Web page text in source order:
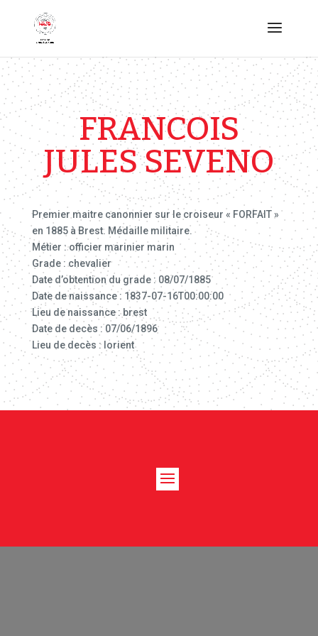
FRANCOIS
JULES SEVENO
Premier maitre canonnier sur le croiseur « FORFAIT »
en 1885 à Brest. Médaille militaire.
Métier : officier marinier marin
Grade : chevalier
Date d’obtention du grade : 08/07/1885
Date de naissance : 1837-07-16T00:00:00
Lieu de naissance : brest
Date de decès : 07/06/1896
Lieu de decès : lorient